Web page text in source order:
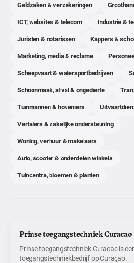
Geldzaken & verzekeringen
ICT, websites & telecom
Industrie &
Juristen & notarissen
Kappers &
Marketing, media & reclame
Scheepvaart & watersportbedrijven
Schoonmaak, afval & ongedierte
Tuinmannen & hoveniers
Vertalers & zakelijke ondersteuning
Woning, verhuur & makelaars
Auto, scooter & onderdelen winkels
Tuincentra, bloemen & planten
Prinse toegangstechniek Curacao
Prinse toegangstechniek Curacao is
toegangstechniekbedrijf op Curaçao.